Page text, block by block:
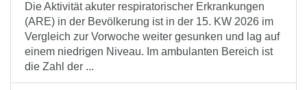
Die Aktivität akuter respiratorischer Erkrankungen
(ARE) in der Bevölkerung ist in der 15. KW 2026 im
Vergleich zur Vorwoche weiter gesunken und lag auf
einem niedrigen Niveau. Im ambulanten Bereich ist
die Zahl der ...